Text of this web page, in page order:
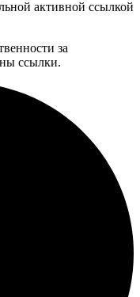
активной ссылкой
за
ссылки.